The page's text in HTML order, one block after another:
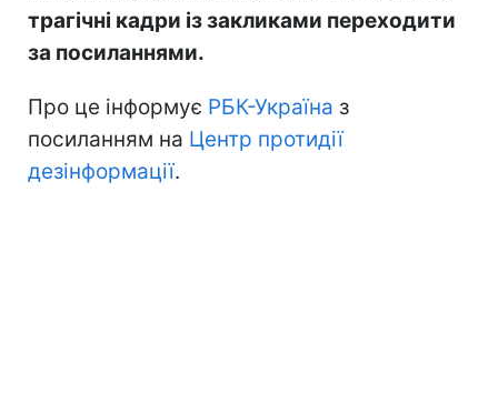
трагічні кадри із закликами переходити
за посиланнями.
Про це інформує РБК-Україна з
посиланням на Центр протидії
дезінформації.